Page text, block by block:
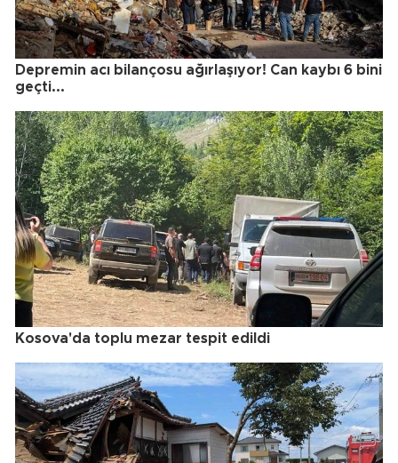
Depremin acı bilançosu ağırlaşıyor! Can kaybı 6 bini
geçti...
Kosova'da toplu mezar tespit edildi